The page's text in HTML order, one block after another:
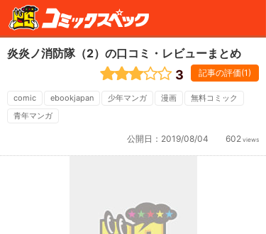
炎炎ノ消防隊（2）の口コミ・レビューまとめ
3 記事の評価(1)
comic ebookjapan 少年マンガ 漫画
無料コミック
青年マンガ
公開日： 2019/08/04 602 views